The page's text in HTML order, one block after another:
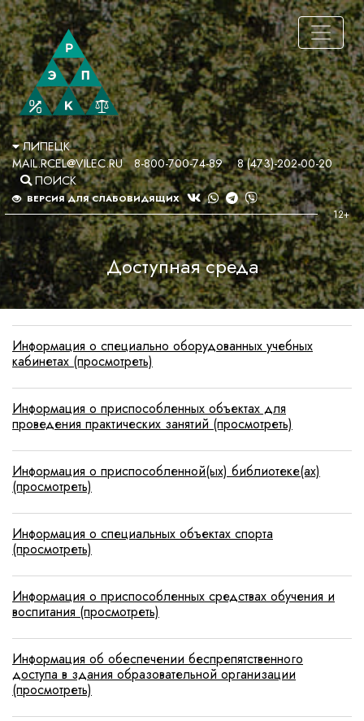
ЛИПЕЦК
MAIL.RCEL@VILEC.RU
8-800-700-74-89
8 (473)-202-00-20
ПОИСК
ВЕРСИЯ ДЛЯ СЛАБОВИДЯЩИХ
Доступная среда
Информация о специально оборудованных учебных
кабинетах (просмотреть)
Информация о приспособленных объектах для
проведения практических занятий (просмотреть)
Информация о приспособленной(ых) библиотеке(ах)
(просмотреть)
Информация о специальных объектах спорта
(просмотреть)
Информация о приспособленных средствах обучения и
воспитания (просмотреть)
Информация об обеспечении беспрепятственного
доступа в здания образовательной организации
(просмотреть)